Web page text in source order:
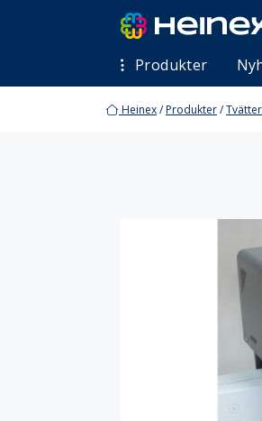
Produkter
Entrémattor
Vattenlösliga
Heinex/Produkter/